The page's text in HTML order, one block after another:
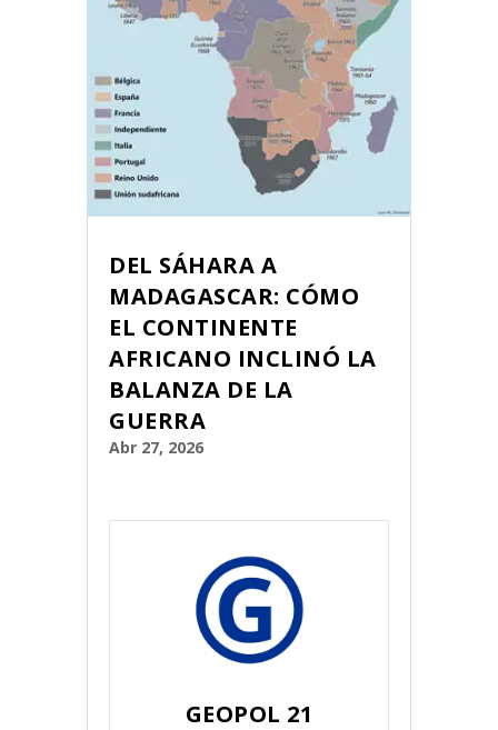
DEL SÁHARA A
MADAGASCAR: CÓMO
EL CONTINENTE
AFRICANO INCLINÓ LA
BALANZA DE LA
GUERRA
Abr 27, 2026
GEOPOL 21